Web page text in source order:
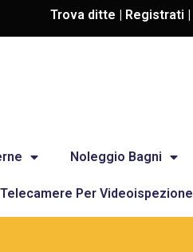
Trova ditte | Registrati |
Noleggio Bagni
Telecamere Per Videoispezione